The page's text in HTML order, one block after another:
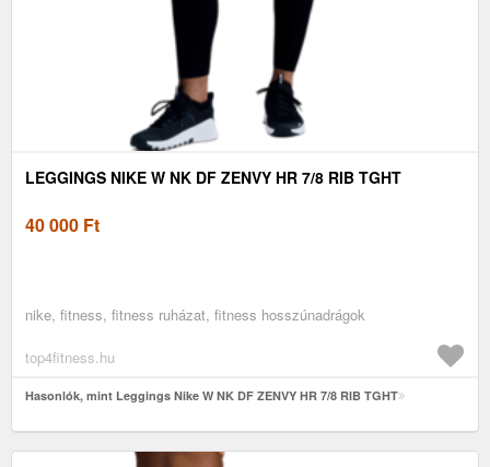
LEGGINGS NIKE W NK DF ZENVY HR 7/8 RIB TGHT
40 000 Ft
nike, fitness, fitness ruházat, fitness hosszúnadrágok
top4fitness.hu
Hasonlók, mint Leggings Nike W NK DF ZENVY HR 7/8 RIB TGHT